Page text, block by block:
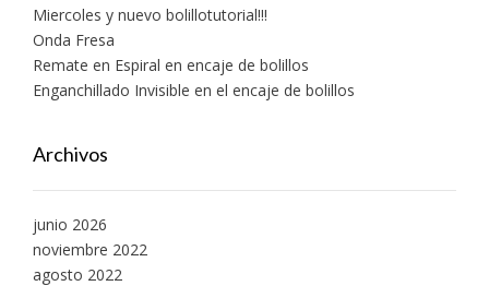
Miercoles y nuevo bolillotutorial!!!
Onda Fresa
Remate en Espiral en encaje de bolillos
Enganchillado Invisible en el encaje de bolillos
Archivos
junio 2026
noviembre 2022
agosto 2022